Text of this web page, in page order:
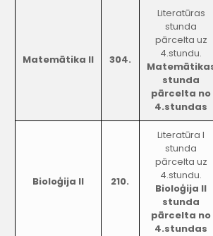
Matemātika II 304.
Literatūras
stunda
pārcelta uz
4.stundu.
stunda
pārcelta no
4.stundas
Bioloģija II 210.
Literatūra I
stunda
pārcelta uz
4.stundu.
Bioloģija II
stunda
pārcelta no
4.stundas